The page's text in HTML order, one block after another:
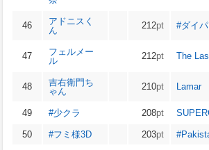
46
アドニスく
ん
212pt #ダイ
47
フェルメー
ル
212pt The
48
吉右衛門ち
ゃん
210pt Lamar
49 #少クラ 208pt
50 #フミ様3D 203pt